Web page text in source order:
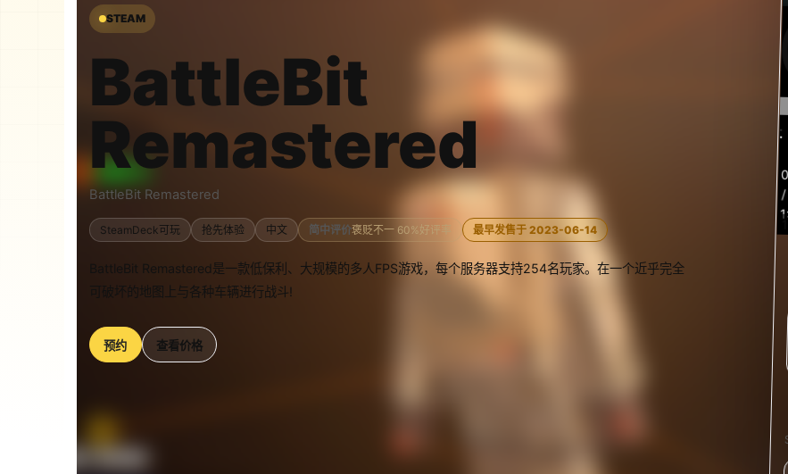
STEAM
BattleBit
Remastered
BattleBit Remastered
SteamDeck可玩 抢先体验 中文 简中评价褒贬不一 60%好评率 最早发售于 2023-06-14
BattleBit Remastered是一款低保利、大规模的多人FPS游戏，每个服务器支持254名玩家。在一个近乎完全
可破坏的地图上与各种车辆进行战斗!
预约 查看价格
/
预